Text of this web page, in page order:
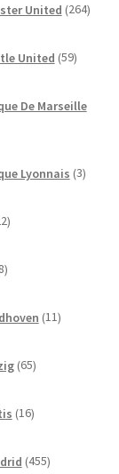
United 264
United 59izdelkov
De Marseille
Lyonnais 3izdelki
izdelkov
izdelkov
11izdelkov
65izdelkov
16izdelkov
455izdelkov